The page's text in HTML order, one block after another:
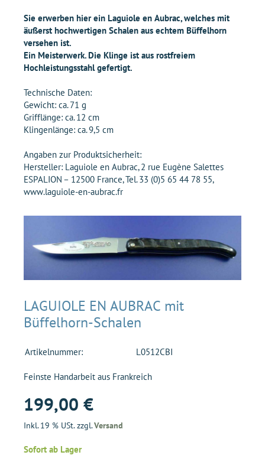
Sie erwerben hier ein Laguiole en Aubrac, welches mit
äußerst hochwertigen Schalen aus echtem Büffelhorn
versehen ist.
Ein Meisterwerk. Die Klinge ist aus rostfreiem
Hochleistungsstahl gefertigt.
Technische Daten:
Gewicht: ca. 71 g
Grifflänge: ca. 12 cm
Klingenlänge: ca. 9,5 cm
Angaben zur Produktsicherheit:
Hersteller: Laguiole en Aubrac, 2 rue Eugène Salettes
ESPALION – 12500 France, Tel. 33 (0)5 65 44 78 55,
www.laguiole-en-aubrac.fr
LAGUIOLE EN AUBRAC mit
Büffelhorn-Schalen
Artikelnummer: L0512CBI
Feinste Handarbeit aus Frankreich
199,00 €
Inkl. 19 % USt. zzgl.Versand
Sofort ab Lager